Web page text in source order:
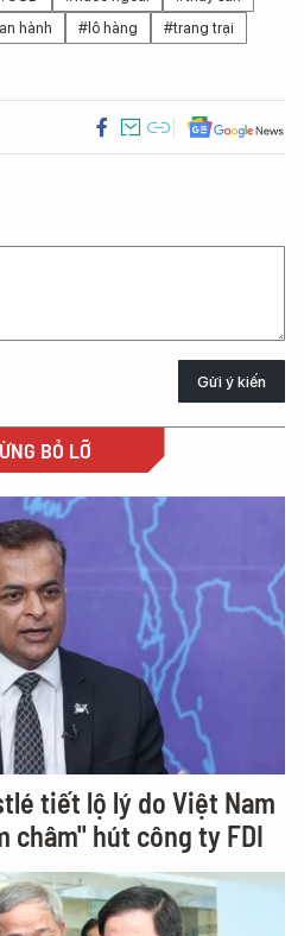
hành #lô hàng
#trang trại
Gửi ý kiến
BỎ LỠ
tiết lộ lý do Việt Nam
châm" hút công ty FDI